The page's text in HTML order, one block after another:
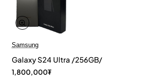
Samsung
Galaxy S24 Ultra /256GB/
1,800,000₮